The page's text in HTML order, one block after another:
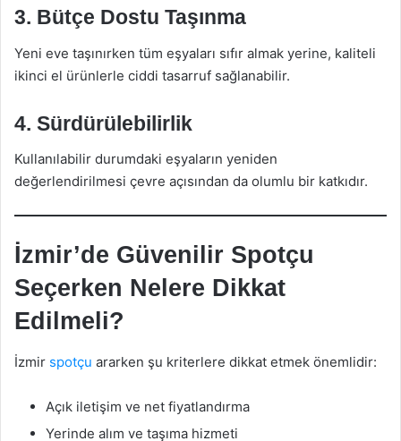
3. Bütçe Dostu Taşınma
Yeni eve taşınırken tüm eşyaları sıfır almak yerine, kaliteli
ikinci el ürünlerle ciddi tasarruf sağlanabilir.
4. Sürdürülebilirlik
Kullanılabilir durumdaki eşyaların yeniden
değerlendirilmesi çevre açısından da olumlu bir katkıdır.
İzmir’de Güvenilir Spotçu
Seçerken Nelere Dikkat
Edilmeli?
İzmir spotçu ararken şu kriterlere dikkat etmek önemlidir:
Açık iletişim ve net fiyatlandırma
Yerinde alım ve taşıma hizmeti